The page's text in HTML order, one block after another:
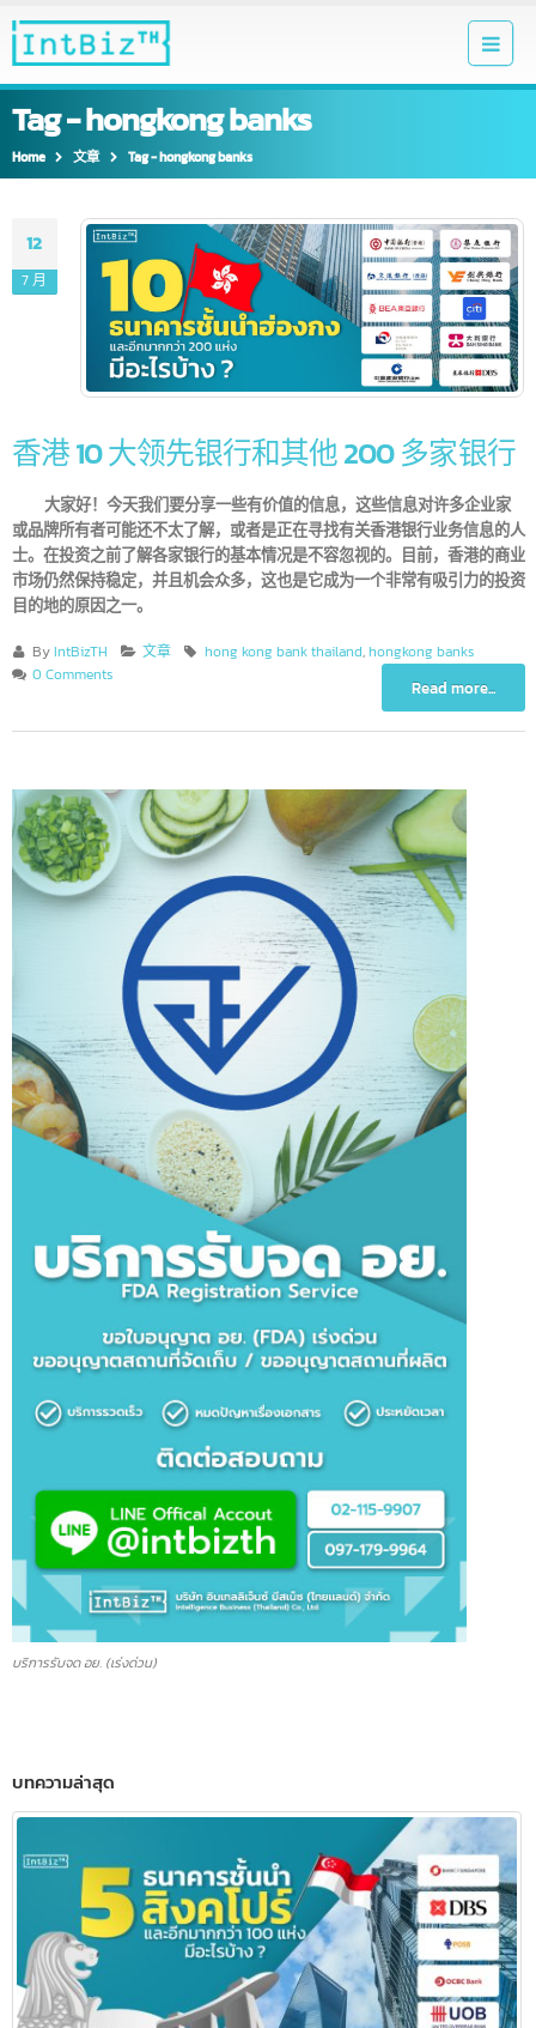
Tag - hongkong banks
Home 文章 Tag -hongkong banks
12
7 月
香港 10 大领先银行和其他 200 多家银
大家好！今天我们要分享一些有价值的信息，这些信息对许多企业家
或品牌所有者可能还不太了解，或者是正在寻找有关香港银行业务信息
士。在投资之前了解各家银行的基本情况是不容忽视的。目前，香港的
市场仍然保持稳定，并且机会众多，这也是它成为一个非常有吸引力的
ByIntBizTH
hongkong banks
บทความล่าสุด